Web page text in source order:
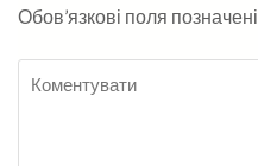
Обов’язкові поля позначені